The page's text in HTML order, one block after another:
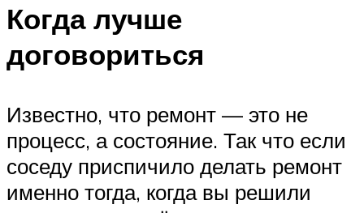
Когда лучше
договориться
Известно, что ремонт — это не
процесс, а состояние. Так что если
соседу приспичило делать ремонт
именно тогда, когда вы решили